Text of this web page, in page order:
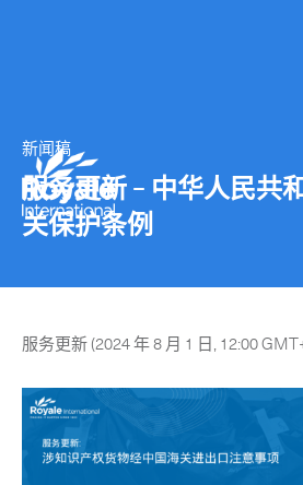
新闻稿
服务更新 – 中华人民共
关保护条例
服务更新 (2024 年 8 月 1 日, 12:00
我们的服务
国际快递
特急时限服务
特急时限服务概览
-包机
联系我们